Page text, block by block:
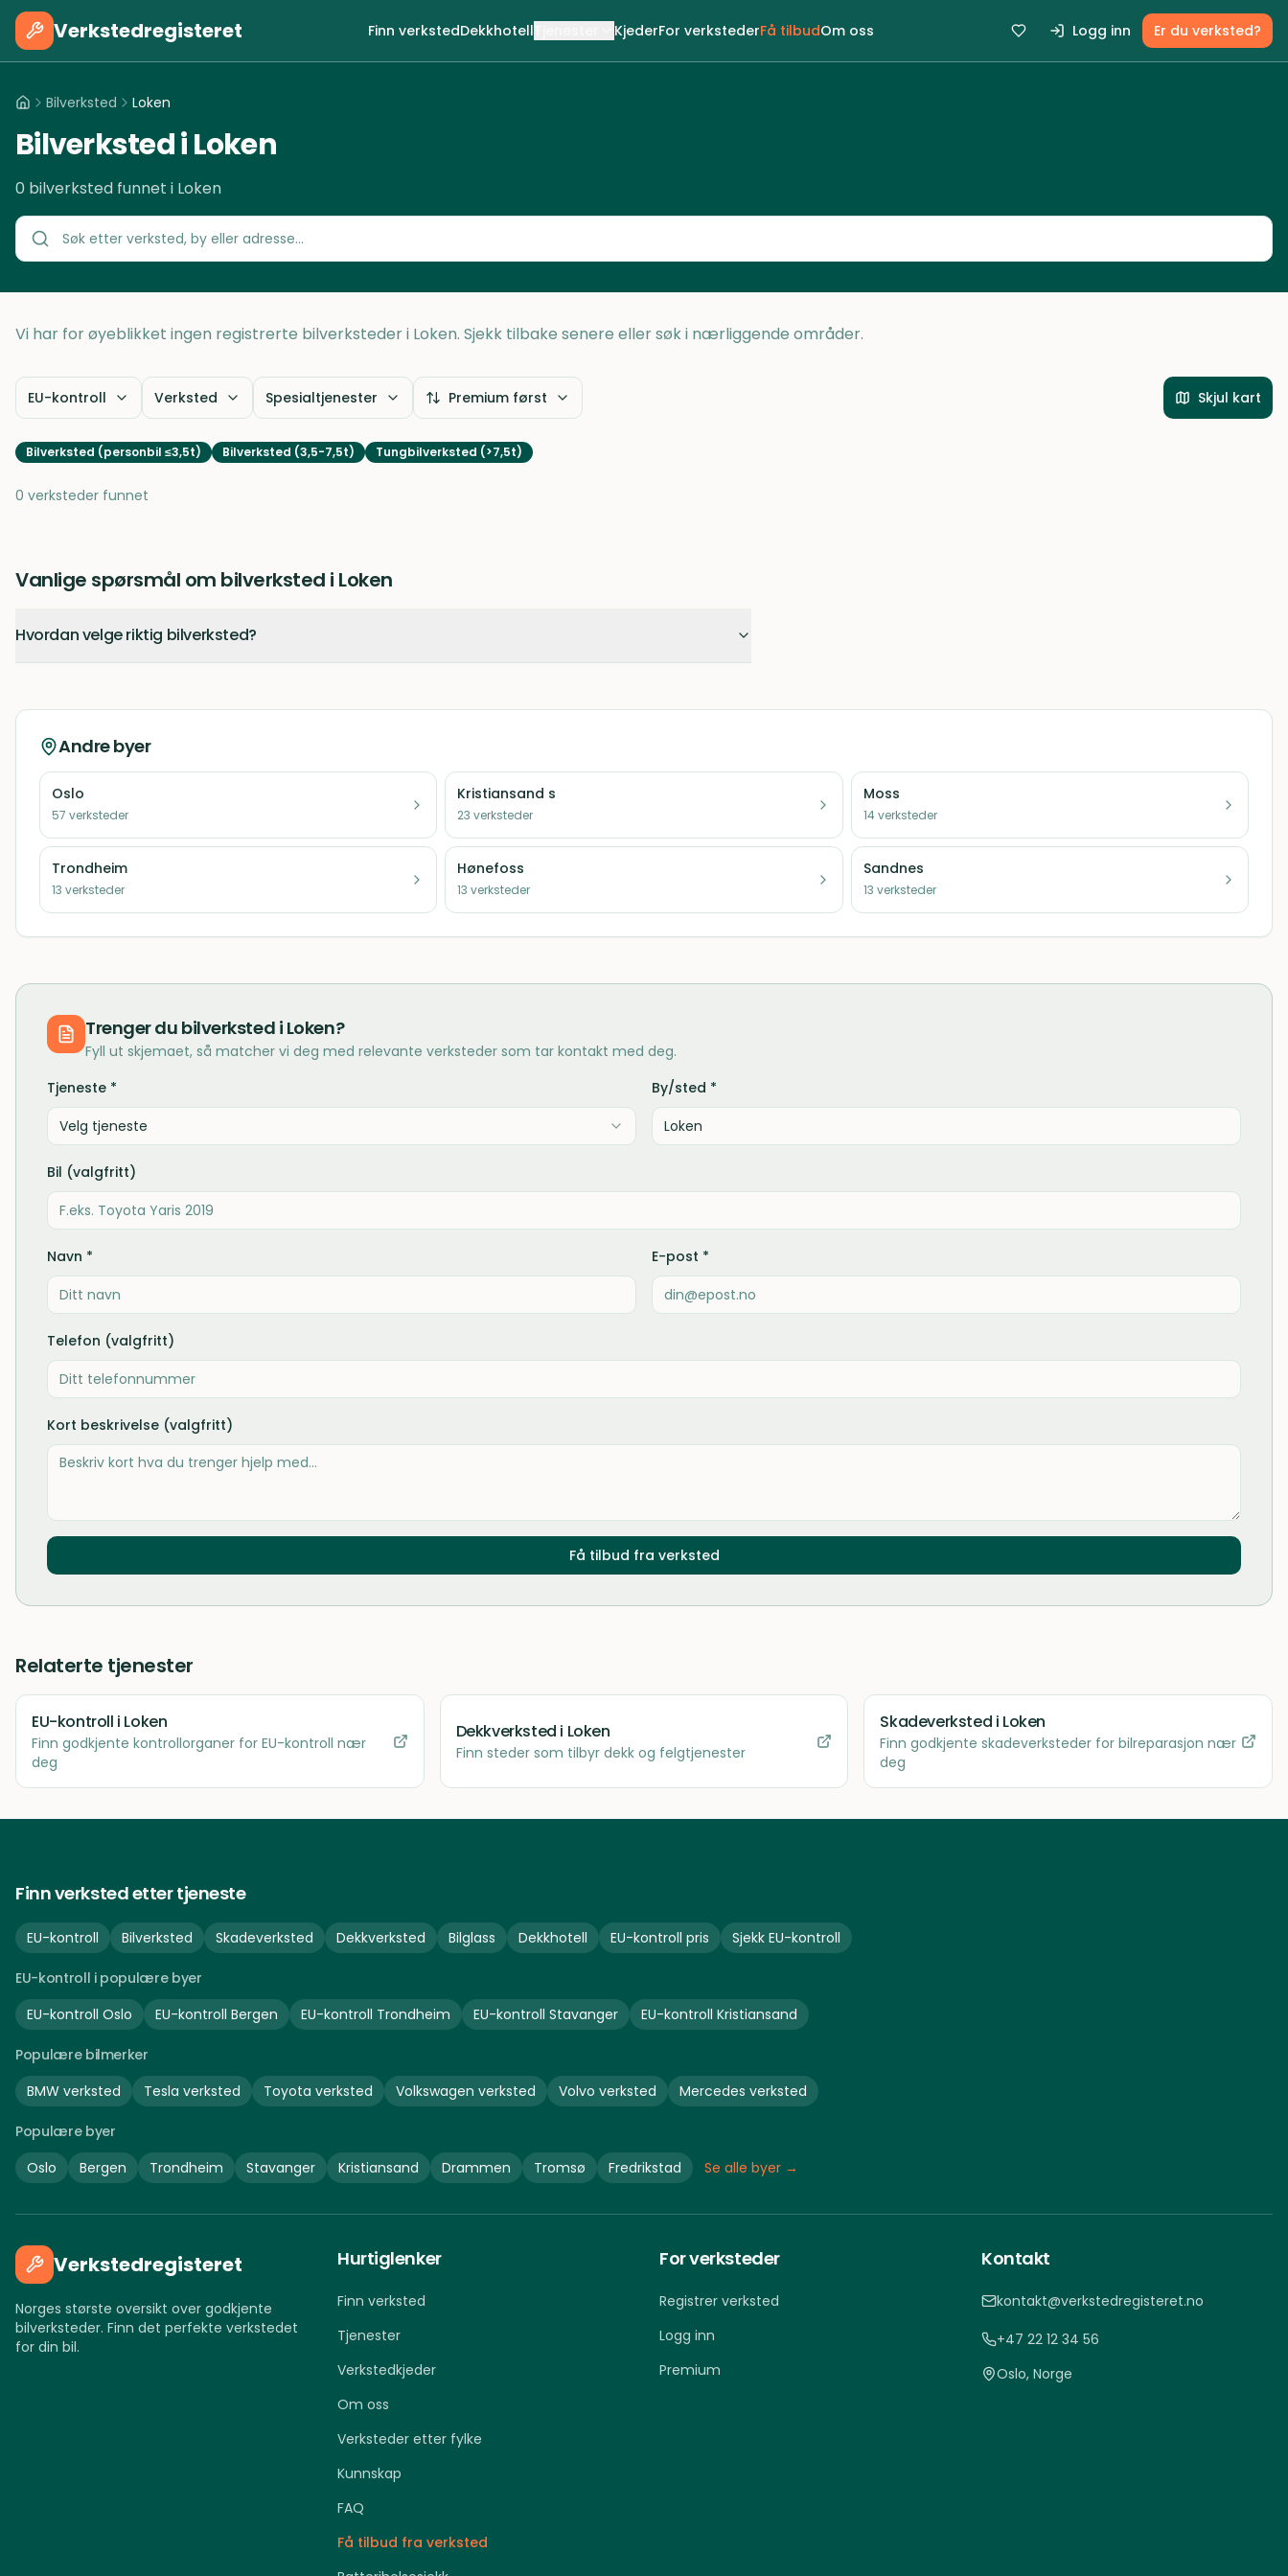
Verkstedregisteret Finn verkstedDekkhotell KjederFor verkstederFå tilbudOm oss Logg inn Er du verksted?
Bilverksted Loken
Bilverksted i Loken
0 bilverksted funnet i Loken
Vi har for øyeblikket ingen registrerte bilverksteder i Loken. Sjekk tilbake senere eller søk i nærliggende områder.
EU-kontroll Verksted Spesialtjenester Premium først Skjul kart
Bilverksted (personbil ≤3,5t) Bilverksted (3,5-7,5t) Tungbilverksted (>7,5t)
0 verksteder funnet
Vanlige spørsmål om bilverksted i Loken
Hvordan velge riktig bilverksted?
Andre byer
Oslo
57 verksteder
Kristiansand s
23 verksteder
Moss
14verksteder
Trondheim
13 verksteder
Hønefoss
13 verksteder
Sandnes
13 verksteder
Trenger du bilverksted i Loken?
Fyll ut skjemaet, så matcher vi deg med relevante verksteder som tar kontakt med deg.
Tjeneste *
Velg tjeneste
By/sted *
Bil (valgfritt)
Navn * E-post *
Telefon (valgfritt)
Kort beskrivelse (valgfritt)
Få tilbud fra verksted
Relaterte tjenester
EU-kontroll i Loken
Finn godkjente kontrollorganer for EU-kontroll nær
deg
Dekkverksted i Loken
Finn steder som tilbyr dekk og felgtjenester
Skadeverksted i Loken
Finn godkjente skadeverksteder for bilreparasjon nær
deg
Finn verksted etter tjeneste
EU-kontroll Bilverksted Skadeverksted Dekkverksted Bilglass Dekkhotell EU-kontroll pris Sjekk EU-kontroll
EU-kontroll i populære byer
EU-kontroll Oslo EU-kontroll Bergen EU-kontroll Trondheim EU-kontroll Stavanger EU-kontroll Kristiansand
Populære bilmerker
BMW verksted Tesla verksted Toyota verksted Volkswagen verksted Volvo verksted Mercedes verksted
Populære byer
Oslo
Bergen Trondheim Stavanger Kristiansand Drammen Tromsø Fredrikstad Se alle byer →
Verkstedregisteret
Norges største oversikt over godkjente
bilverksteder. Finn det perfekte verkstedet
for din bil.
Hurtiglenker
Finn verksted
Tjenester
Verkstedkjeder
Om oss
Verksteder etter fylke
Kunnskap
FAQ
Få tilbud fra verksted
For verksteder
Registrer verksted
Logg inn
Premium
Kontakt
kontakt@verkstedregisteret.no
+47 22 12 34 56
Oslo, Norge